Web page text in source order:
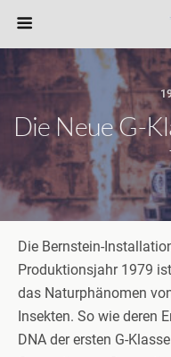
Die Neue G-
Die Bernstein-
Produktionsjahr 1979
das Naturphänomen
Insekten. So wie deren
DNA der ersten G-